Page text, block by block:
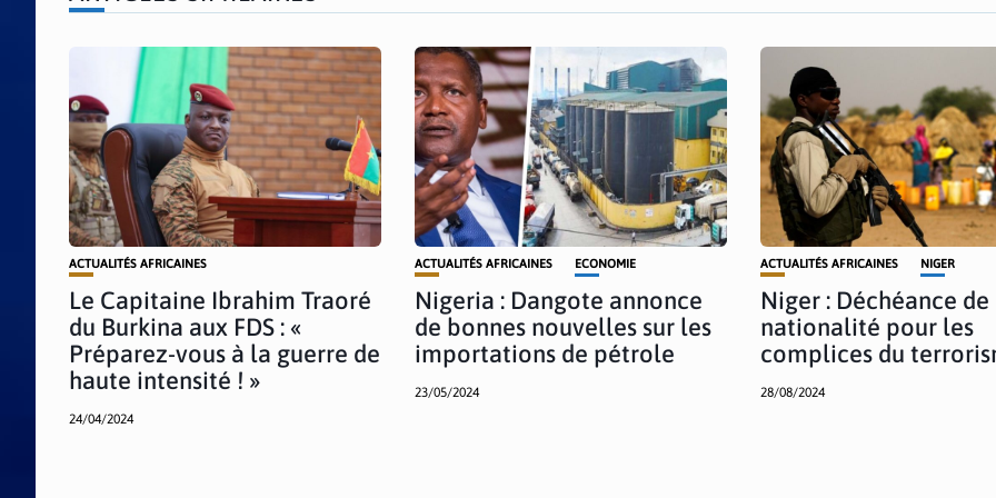
ACTUALITÉS AFRICAINES
Le Capitaine Ibrahim Traoré
du Burkina aux FDS : «
Préparez-vous à la guerre de
haute intensité ! »
24/04/2024
ACTUALITÉS AFRICAINES ECONOMIE
Nigeria : Dangote annonce
de bonnes nouvelles sur les
importations de pétrole
23/05/2024
ACTUALITÉS AFRICAINES NIGER
Niger : Déchéance de
nationalité pour les
complices du
28/08/2024